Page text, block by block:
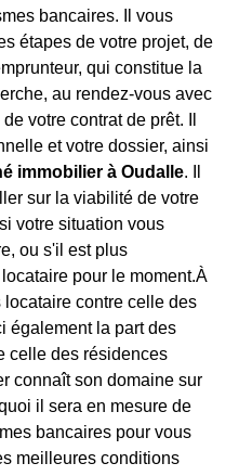
bancaires. Il vous
étapes de votre projet, de
qui constitue la
au rendez-vous avec
votre contrat de prêt. Il
et votre dossier, ainsi
immobilier à Oudalle. Il
sur la viabilité de votre
votre situation vous
ou s'il est plus
pour le moment.À
contre celle des
également la part des
celle des résidences
connaît son domaine sur
il sera en mesure de
bancaires pour vous
meilleures conditions